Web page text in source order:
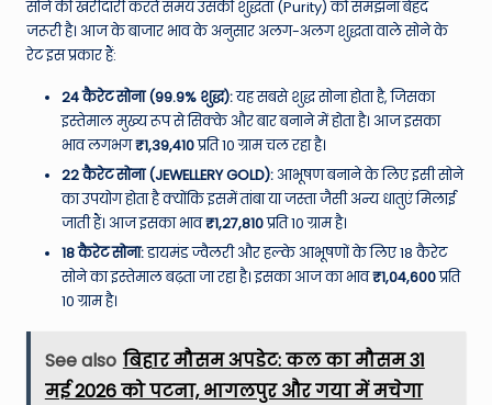
सोने की खरीदारी करते समय उसकी शुद्धता (Purity) को समझना बेहद
जरूरी है। आज के बाजार भाव के अनुसार अलग-अलग शुद्धता वाले सोने के
रेट इस प्रकार हैं:
24 कैरेट सोना (99.9% शुद्ध):यह सबसे शुद्ध सोना होता है, जिसका
इस्तेमाल मुख्य रूप से सिक्के और बार बनाने में होता है। आज इसका
भाव लगभग₹1,39,410प्रति 10 ग्राम चल रहा है।
22 कैरेट सोना (JEWELLERY GOLD): आभूषण बनाने के लिए इसी सोने
का उपयोग होता है क्योंकि इसमें तांबा या जस्ता जैसी अन्य धातुएं मिलाई
जाती हैं। आज इसका भाव₹1,27,810प्रति 10 ग्राम है।
18 कैरेट सोना:डायमंड ज्वैलरी और हल्के आभूषणों के लिए 18 कैरेट
सोने का इस्तेमाल बढ़ता जा रहा है। इसका आज का भाव₹1,04,600प्रति
10 ग्राम है।
See also बिहार मौसम अपडेट: कल का मौसम 31
मई 2026 को पटना, भागलपुर और गया में मचेगा